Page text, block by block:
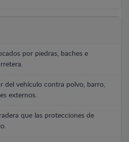
por piedras, baches e
del vehículo contra polvo, barro,
externos.
que las protecciones de